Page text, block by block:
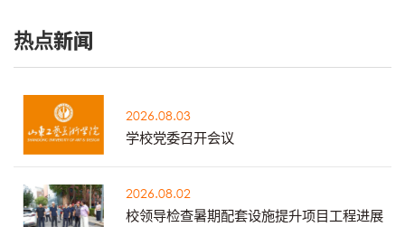
热点新闻
2026.08.03
学校党委召开会议
2026.08.02
校领导检查暑期配套设施提升项目工程进展